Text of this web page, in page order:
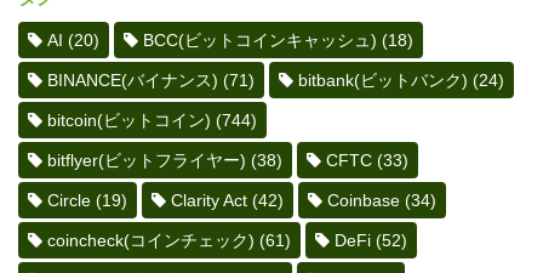
AI (20) BCC(ビットコインキャッシュ) (18)
BINANCE(バイナンス) (71) bitbank(ビットバンク) (24)
bitcoin(ビットコイン) (744)
bitflyer(ビットフライヤー) (38) CFTC (33)
Circle (19) Clarity Act (42) Coinbase (34)
coincheck(コインチェック) (61) DeFi (52)